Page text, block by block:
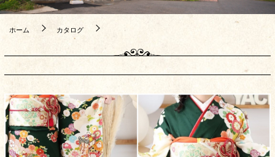
ホーム カタログ